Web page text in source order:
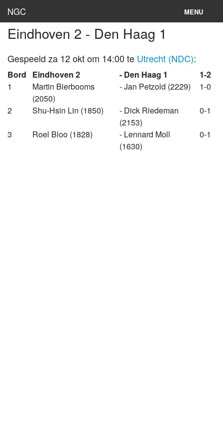
NGC MENU
Inloggen
Stand
Rooster
Eindhoven 2 - Den Haag 1
Gespeeld za 12 okt om 14:00 te Utrecht (NDC):
Bord Eindhoven 2 - Den Haag 1
1-2
1
Martin Bierbooms
(2050)
- Jan Petzold (2229) 1-0
2 Shu-Hsin Lin (1850)
- Dick Riedeman
(2153)
0-1
3 Roel Bloo (1828)
- Lennard Moll
(1630)
0-1